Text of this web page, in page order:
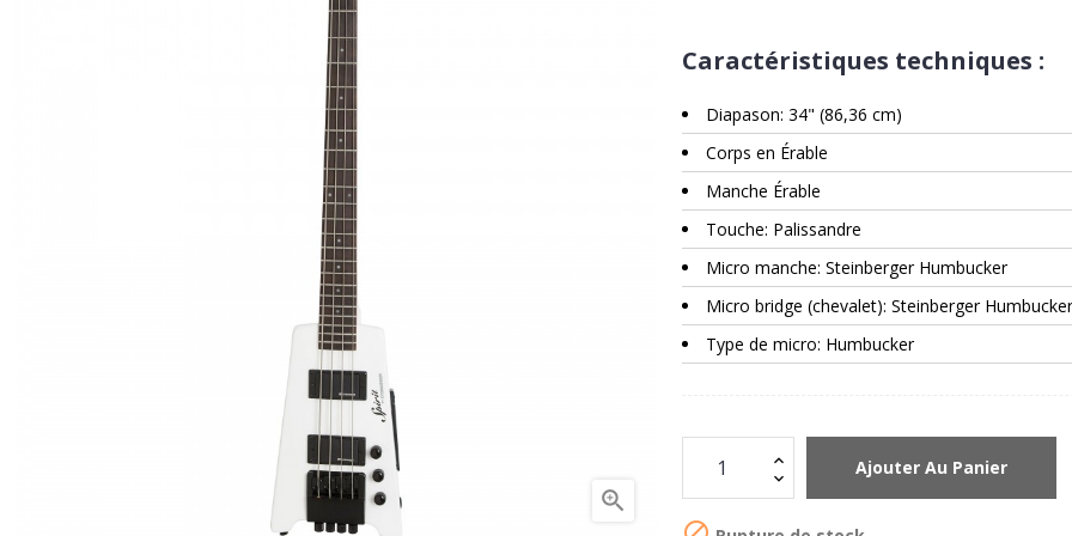

Caractéristiques techniques :
Diapason: 34" (86,36 cm)
Corps en Érable
Manche Érable
Touche: Palissandre
Micro manche: Steinberger Humbucker
Micro bridge (chevalet): Steinberger Humbucker
Type de micro: Humbucker
Ajouter Au Panier